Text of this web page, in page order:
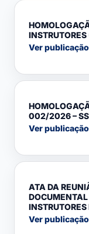
Ver publicação
002/2026 –
Ver publicação
ATA DA
Ver publicação